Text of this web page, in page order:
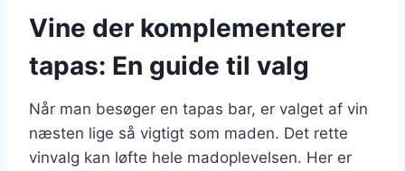
Vine der komplementerer
tapas: En guide til valg
Når man besøger en tapas bar, er valget af vin
næsten lige så vigtigt som maden. Det rette
vinvalg kan løfte hele madoplevelsen. Her er